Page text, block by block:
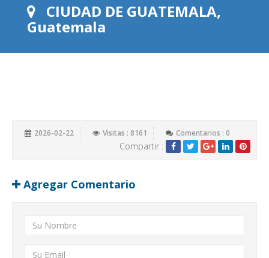
CIUDAD DE GUATEMALA,
Guatemala
2026-02-22 Visitas : 8161 Comentarios : 0
Compartir :
Agregar Comentario